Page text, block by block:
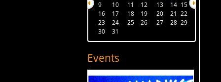
9
10 11 12 13 14 15
16
17 18 19 20 21
22
23
24 25 26 27 28 29
30
31
Events